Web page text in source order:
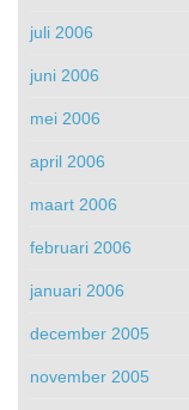
juli 2006
juni 2006
mei 2006
april 2006
maart 2006
februari 2006
januari 2006
december 2005
november 2005